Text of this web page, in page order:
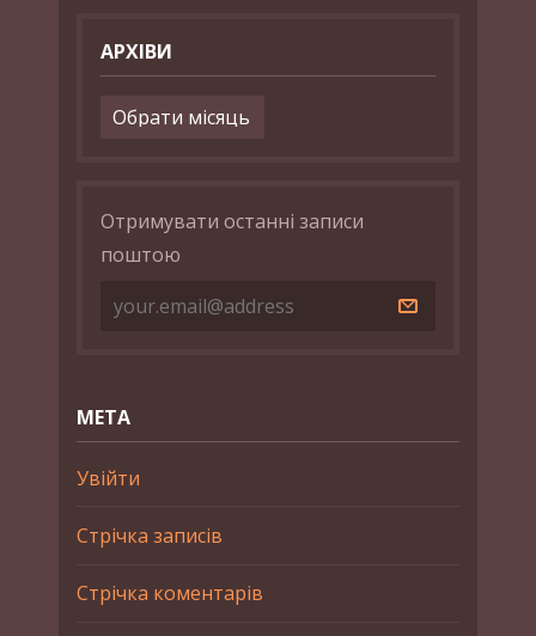
АРХІВИ
Архіви
Отримувати останні записи
поштою
МЕТА
Увійти
Стрічка записів
Стрічка коментарів